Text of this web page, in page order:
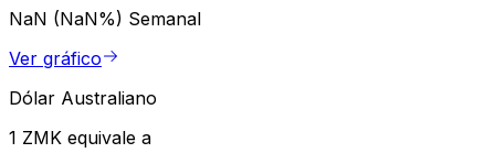
NaN (NaN%) Semanal
Ver gráfico
Dólar Australiano
1 ZMK equivale a